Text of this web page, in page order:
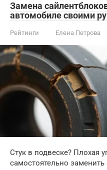
Замена
автомобиле своими
Рейтинги Елена Петрова
Стук в подвеске? Плохая
самостоятельно